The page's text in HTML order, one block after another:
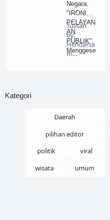
Negara,
"IRONI
PELAYAN
AN
PUBLIK",
Menggese
Materiil.
Tulisan
by:
Hendarsa
m
Kategori
Daerah
pilihan editor
politik
viral
wisata
umum